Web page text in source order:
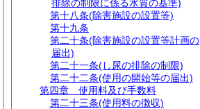
排除の制限に係る水質の基準)
第十八条(除害施設の設置等)
第十九条
第二十条(除害施設の設置等計画の
届出)
第二十一条(し尿の排除の制限)
第二十二条(使用の開始等の届出)
第四章
使用料及び手数料
第二十三条(使用料の徴収)